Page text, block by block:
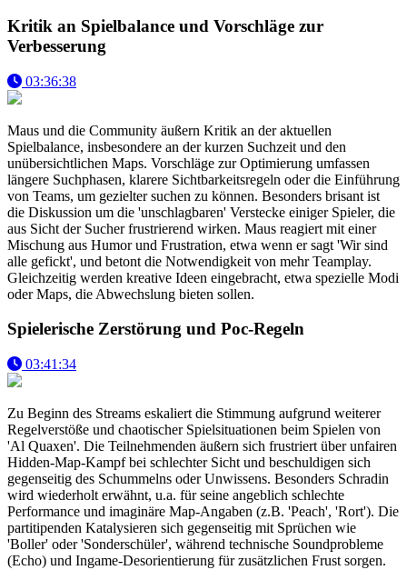
Kritik an Spielbalance und Vorschläge zur
Verbesserung
03:36:38
Maus und die Community äußern Kritik an der aktuellen
Spielbalance, insbesondere an der kurzen Suchzeit und den
unübersichtlichen Maps. Vorschläge zur Optimierung umfassen
längere Suchphasen, klarere Sichtbarkeitsregeln oder die Einführung
von Teams, um gezielter suchen zu können. Besonders brisant ist
die Diskussion um die 'unschlagbaren' Verstecke einiger Spieler, die
aus Sicht der Sucher frustrierend wirken. Maus reagiert mit einer
Mischung aus Humor und Frustration, etwa wenn er sagt 'Wir sind
alle gefickt', und betont die Notwendigkeit von mehr Teamplay.
Gleichzeitig werden kreative Ideen eingebracht, etwa spezielle Modi
oder Maps, die Abwechslung bieten sollen.
Spielerische Zerstörung und Poc-Regeln
03:41:34
Zu Beginn des Streams eskaliert die Stimmung aufgrund weiterer
Regelverstöße und chaotischer Spielsituationen beim Spielen von
'Al Quaxen'. Die Teilnehmenden äußern sich frustriert über unfairen
Hidden-Map-Kampf bei schlechter Sicht und beschuldigen sich
gegenseitig des Schummelns oder Unwissens. Besonders Schradin
wird wiederholt erwähnt, u.a. für seine angeblich schlechte
Performance und imaginäre Map-Angaben (z.B. 'Peach', 'Rort'). Die
partitipenden Katalysieren sich gegenseitig mit Sprüchen wie
'Boller' oder 'Sonderschüler', während technische Soundprobleme
(Echo) und Ingame-Desorientierung für zusätzlichen Frust sorgen.